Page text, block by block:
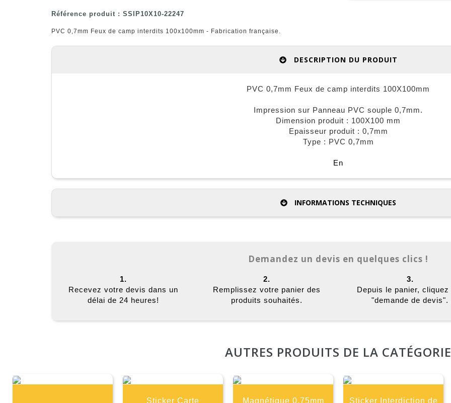
Référence produit : SSIP10X10-22247
PVC 0,7mm Feux de camp interdits 100x100mm - Fabrication française.
DESCRIPTION DU PRODUIT
PVC 0,7mm Feux de camp interdits 100X100mm
Impression sur Panneau PVC souple 0,7mm.
Dimension produit : 100X100 mm
Epaisseur produit : 0,7mm
Type : PVC 0,7mm
En
INFORMATIONS TECHNIQUES
Demandez un devis en quelques clics !
1.
Recevez votre devis dans un
délai de 24 heures!
2.
Remplissez votre panier des
produits souhaités.
3.
Depuis le panier, cliquez
"demande de devis".
AUTRES PRODUITS DE LA CATÉGORIE
Sticker Carte Magnétique 0,75mm Sticker Interdiction de